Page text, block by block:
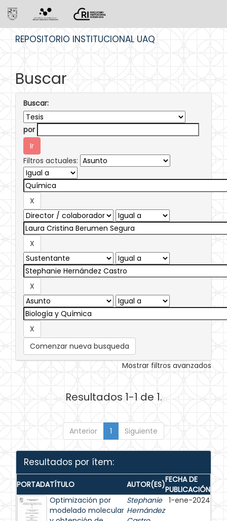
REPOSITORIO INSTITUCIONAL UAQ
Buscar
Buscar:
por
Filtros actuales:
Comenzar nueva busqueda
Mostrar filtros avanzados
Resultados 1-1 de 1.
Anterior 1 Siguiente
Resultados por ítem:
PORTADATÍTULO AUTOR(ES)FECHA DE
PUBLICACIÓN
Optimización por
modelado molecular
Stephanie
Hernández
1-ene-2024